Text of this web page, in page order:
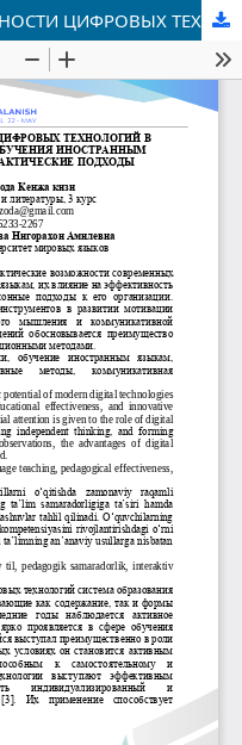
ДИДАКТИЧЕСКИЕ ВОЗМОЖНОСТИ ЦИФРОВЫХ ТЕХНОЛОГИЙ В ПОВЫШЕНИИ ЭФФЕКТИВНОСТИ ОБУЧЕНИЯ ИНОСТРАННЫМ ЯЗЫКАМ: ТЕОРЕТИЧЕСКИЕ И ПРАКТИЧЕСКИЕ ПОДХОДЫ